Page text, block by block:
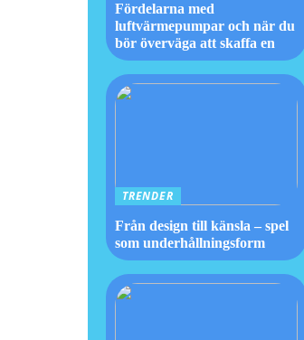
Fördelarna med
luftvärmepumpar och när du
bör överväga att skaffa en
TRENDER
Från design till känsla – spel
som underhållningsform